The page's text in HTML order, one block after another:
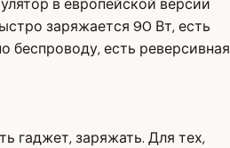
в европейской версии
заряжается 90 Вт, есть
беспроводу, есть реверсивная
гаджет, заряжать. Для тех,